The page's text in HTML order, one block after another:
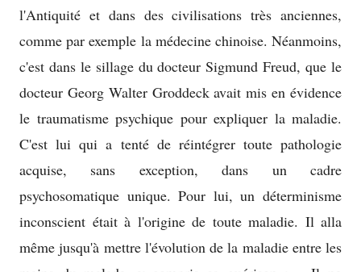
l'Antiquité et dans des civilisations très anciennes,
comme par exemple la médecine chinoise. Néanmoins,
c'est dans le sillage du docteur Sigmund Freud, que le
docteur Georg Walter Groddeck avait mis en évidence
le traumatisme psychique pour expliquer la maladie.
C'est lui qui a tenté de réintégrer toute pathologie
acquise, sans exception, dans un cadre
psychosomatique unique. Pour lui, un déterminisme
inconscient était à l'origine de toute maladie. Il alla
même jusqu'à mettre l'évolution de la maladie entre les